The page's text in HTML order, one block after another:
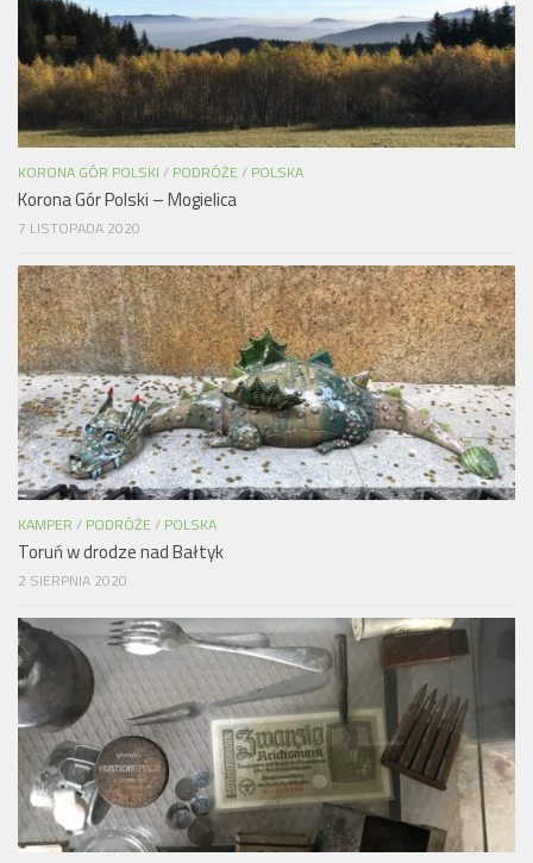
KORONA GÓR POLSKI / PODRÓŻE / POLSKA
Korona Gór Polski – Mogielica
7 LISTOPADA 2020
KAMPER / PODRÓŻE / POLSKA
Toruń w drodze nad Bałtyk
2 SIERPNIA 2020